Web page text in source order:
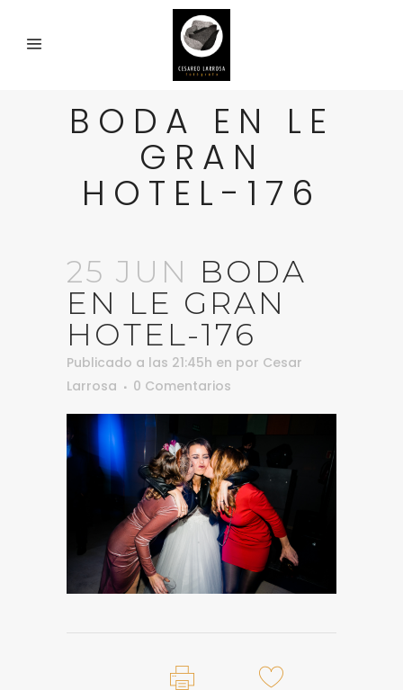
BODA EN LE
GRAN
HOTEL-176
25 JUN BODA
EN LE GRAN
HOTEL-176
Publicado a las 21:45h en por Cesar
Larrosa
0 Comentarios